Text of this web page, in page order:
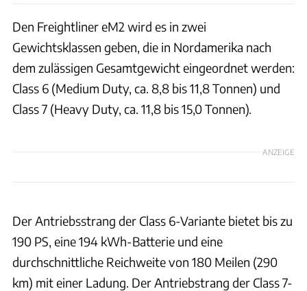
Den Freightliner eM2 wird es in zwei
Gewichtsklassen geben, die in Nordamerika nach
dem zulässigen Gesamtgewicht eingeordnet werden:
Class 6 (Medium Duty, ca. 8,8 bis 11,8 Tonnen) und
Class 7 (Heavy Duty, ca. 11,8 bis 15,0 Tonnen).
ANZEIGE
Der Antriebsstrang der Class 6-Variante bietet bis zu
190 PS, eine 194 kWh-Batterie und eine
durchschnittliche Reichweite von 180 Meilen (290
km) mit einer Ladung. Der Antriebstrang der Class 7-